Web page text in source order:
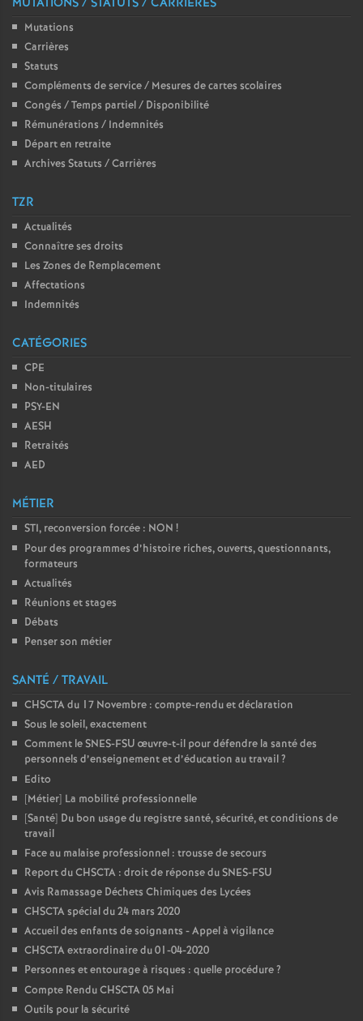
é
O
T
s
Mutations
Carrières
Statuts
Compléments de service / Mesures de cartes scolaires
Congés / Temps partiel / Disponibilité
Rémunérations / Indemnités
Départ en retraite
Archives Statuts / Carrières
TZR
Actualités
Connaître ses droits
Les Zones de Remplacement
Affectations
Indemnités
CATÉGORIES
CPE
Non-titulaires
PSY-EN
AESH
Retraités
AED
MÉTIER
STI, reconversion forcée : NON !
Pour des programmes d’histoire riches, ouverts, questionnants,
formateurs
Actualités
Réunions et stages
Débats
Penser son métier
SANTÉ / TRAVAIL
CHSCTA du 17 Novembre : compte-rendu et déclaration
Sous le soleil, exactement
Comment le SNES-FSU œuvre-t-il pour défendre la santé des
personnels d’enseignement et d’éducation au travail?
Edito
[Métier] La mobilité professionnelle
[Santé] Du bon usage du registre santé, sécurité, et conditions de
travail
Face au malaise professionnel : trousse de secours
Report du CHSCTA : droit de réponse du SNES-FSU
Avis Ramassage Déchets Chimiques des Lycées
CHSCTA spécial du 24 mars 2020
Accueil des enfants de soignants - Appel à vigilance
CHSCTA extraordinaire du 01-04-2020
Personnes et entourage à risques : quelle procédure?
Compte Rendu CHSCTA 05 Mai
Outils pour la sécurité